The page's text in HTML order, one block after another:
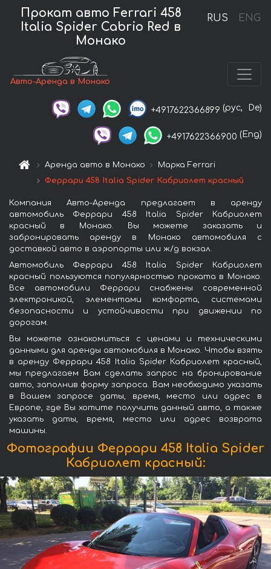
RUS ENG
Прокат авто Ferrari 458
Italia Spider Cabrio Red в
Монако
Авто-Аренда в Монако
+4917622366899 (рус, De)
+4917622366900 (Eng)
Аренда авто в Монако
Марка Ferrari
Феррари 458 Italia Spider Кабриолет красный
Компания Авто-Аренда предлагает в аренду
автомобиль Феррари 458 Italia Spider Кабриолет
красный в Монако. Вы можете заказать и
забронировать аренду в Монако автомобиля с
доставкой авто в аэропорты или ж/д вокзал.
Автомобиль Феррари 458 Italia Spider Кабриолет
красный пользуются популярностью проката в Монако.
Все автомобили Феррари снабжены современной
электроникой, элементами комфорта, системами
безопасности и устойчивости при движении по
дорогам.
Вы можете ознакомиться с ценами и техническими
данными для аренды автомобиля в Монако. Чтобы взять
в аренду Феррари 458 Italia Spider Кабриолет красный,
мы предлагаем Вам сделать запрос на бронирование
авто, заполнив форму запроса. Вам необходимо указать
в Вашем запросе даты, время, место или адрес в
Европе, где Вы хотите получить данный авто, а также
указать даты, время, место или адрес возврата
машины.
Фотографии Феррари 458 Italia Spider
Кабриолет красный: